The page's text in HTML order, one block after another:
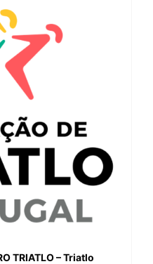
TRIATLO – Triatlo